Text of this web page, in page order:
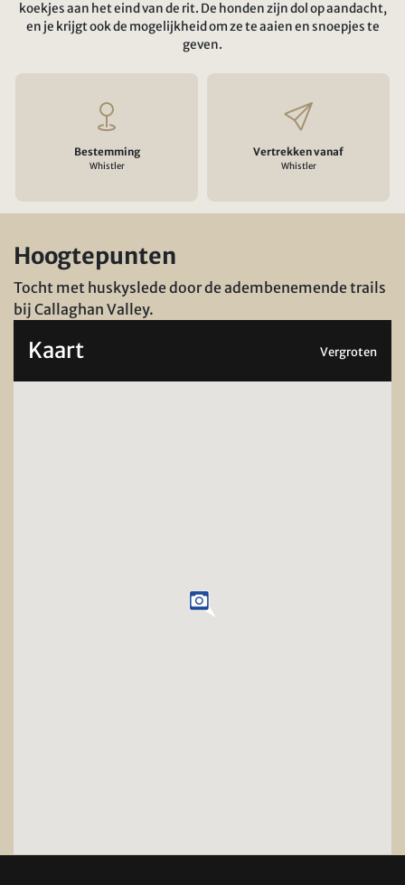
koekjes aan het eind van de rit. De honden zijn dol op aandacht,
en je krijgt ook de mogelijkheid om ze te aaien en snoepjes te
geven.
Bestemming
Whistler
Vertrekken vanaf
Whistler
Hoogtepunten
Tocht met huskyslede door de adembenemende trails
bij Callaghan Valley.
Kaart Vergroten